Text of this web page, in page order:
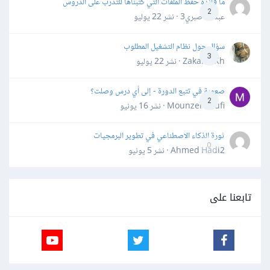
2
عبدالله صبري3 · نشر
22 يوليو
3
سؤال حول نظام التشغيل المطلوب
Zakaria Kh · نشر
22 يوليو
2
صعوبة في تتبع الدورة - إلى أي درس وصلت؟
Mounzer Soufi · نشر
16 يونيو
0
ثورة الذكاء الاصطناعي في تطوير البرمجيات
Ahmed Hadi2 · نشر
5 يونيو
تابعنا على